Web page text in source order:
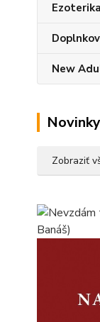
New
Novinky
Zobraziť